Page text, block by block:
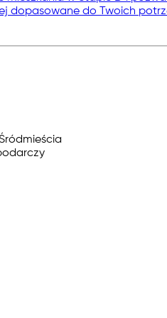
dopasowane do Twoich